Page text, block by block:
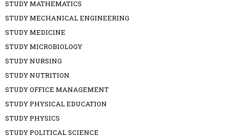
STUDY MATHEMATICS
STUDY MECHANICAL ENGINEERING
STUDY MEDICINE
STUDY MICROBIOLOGY
STUDY NURSING
STUDY NUTRITION
STUDY OFFICE MANAGEMENT
STUDY PHYSICAL EDUCATION
STUDY PHYSICS
STUDY POLITICAL SCIENCE